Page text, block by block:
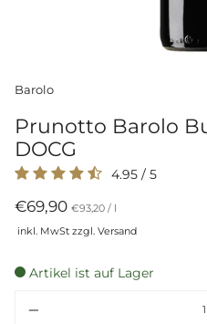
Barolo
Prunotto Barolo
DOCG
4.95 / 5
€69,90 Preis
Einheit
€93,20 /per
l
inkl. MwSt zzgl. Versand
Artikel ist auf Lager